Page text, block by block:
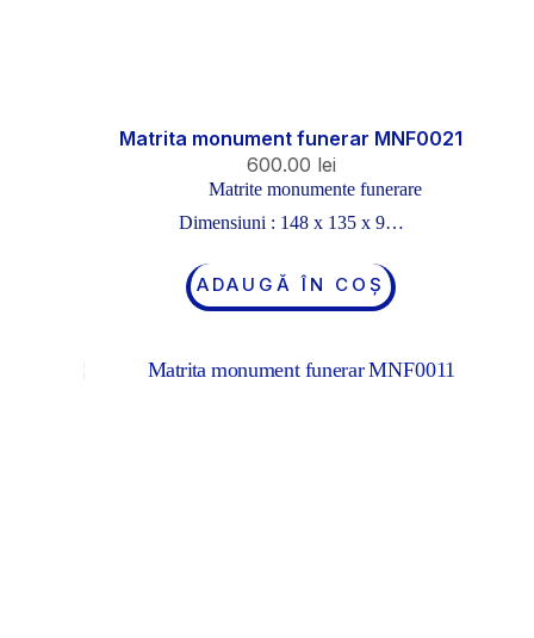
Matrita monument funerar MNF0021
600.00 lei
Matrite monumente funerare
Dimensiuni : 148 x 135 x 9…
ADAUGĂ ÎN COȘ